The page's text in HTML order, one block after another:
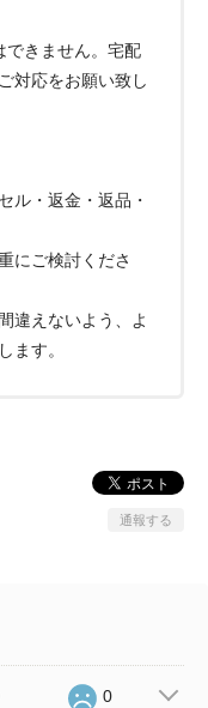
できません。宅配
対応をお願い致し
ル・返金・返品・
にご検討くださ
違えないよう、よ
ます。
通報する
0